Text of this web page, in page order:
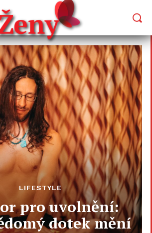
LIFESTYLE
pro uvolnění:
dotek mění